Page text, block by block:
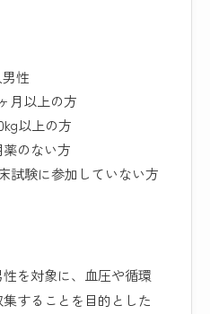
性
月以上の方
以上の方
のない方
試験に参加していない方
を対象に、血圧や循環
することを目的とした